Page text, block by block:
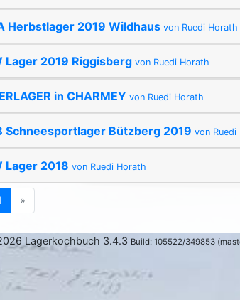
Herbstlager 2019 Wildhaus von Ruedi Horath
Lager 2019 Riggisberg von Ruedi Horath
in CHARMEY von Ruedi Horath
Schneesportlager Bützberg 2019 von Ruedi
Lager 2018 von Ruedi Horath
(current)
»
Lagerkochbuch 3.4.3 Build: 105522/349853